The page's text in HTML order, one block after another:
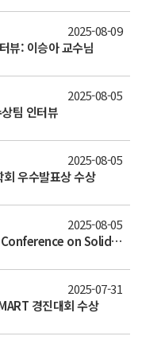
뷰: 이승아 교수님
2025-08-09
팀 인터뷰
2025-08-05
우수발표상 수상
2025-08-05
[수상] 이윤석 교수 연구팀, ‘5th World Conference on Solid Electrolytes for Advanced Applications’ 최우수 포스터 발표상 수상
2025-08-05
경진대회 수상
2025-07-31